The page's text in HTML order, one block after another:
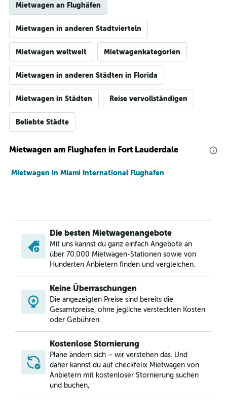
Mietwagen an Flughäfen
Mietwagen in anderen Stadtvierteln
Mietwagen weltweit Mietwagenkategorien
Mietwagen in anderen Städten in Florida
Mietwagen in Städten Reise vervollständigen
Beliebte Städte
Mietwagen am Flughafen in Fort Lauderdale
Mietwagen in Miami International Flughafen
Die besten Mietwagenangebote
Mit uns kannst du ganz einfach Angebote an
über 70.000 Mietwagen-Stationen sowie von
Hunderten Anbietern finden und vergleichen.
Keine Überraschungen
Die angezeigten Preise sind bereits die
Gesamtpreise, ohne jegliche versteckten Kosten
oder Gebühren.
Kostenlose Stornierung
Pläne ändern sich – wir verstehen das. Und
daher kannst du auf checkfelix Mietwagen von
Anbietern mit kostenloser Stornierung suchen
und buchen,